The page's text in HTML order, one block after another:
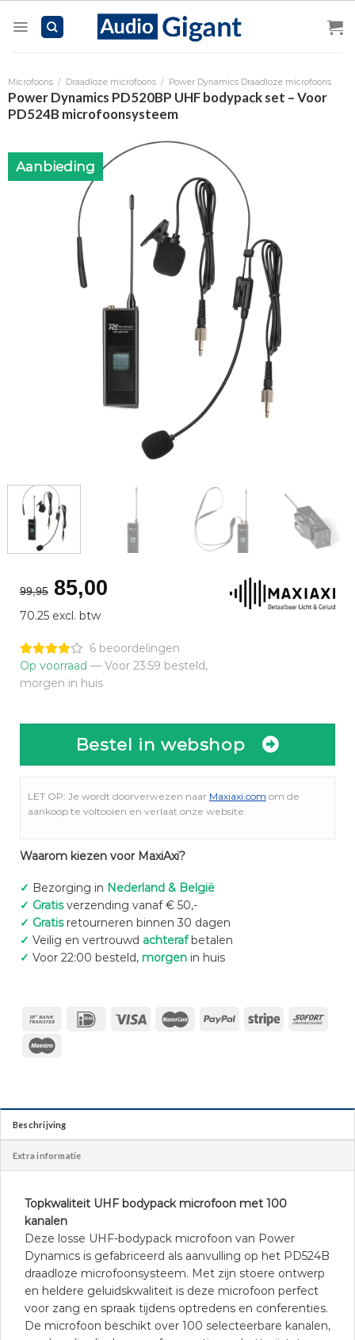
Microfoons / Draadloze microfoons / Power Dynamics Draadloze microfoons
Power Dynamics PD520BP UHF bodypack set – Voor
PD524B microfoonsysteem
Aanbieding
99,95 Oorspronkelijke
prijs
was:
€99,95.
85,00Huidige
€85,00.
70.25 excl. btw
6 beoordelingen
Op voorraad — Voor 23:59 besteld,
morgen in huis
Bestel in webshop
LET OP: Je wordt doorverwezen naar Maxiaxi.com om de
aankoop te voltooien en verlaat onze website.
Waarom kiezen voor MaxiAxi?
✓ Bezorging in Nederland & België
✓ Gratisverzending vanaf € 50,-
✓ Gratisretourneren binnen 30 dagen
✓ Veilig en vertrouwd achterafbetalen
✓ Voor 22:00 besteld, morgenin huis
Beschrijving
Extra informatie
Topkwaliteit UHF bodypack microfoon met 100
kanalen
Deze losse UHF-bodypack microfoon van Power
Dynamics is gefabriceerd als aanvulling op het PD524B
draadloze microfoonsysteem. Met zijn stoere ontwerp
en heldere geluidskwaliteit is deze microfoon perfect
voor zang en spraak tijdens optredens en conferenties.
De microfoon beschikt over 100 selecteerbare kanalen,